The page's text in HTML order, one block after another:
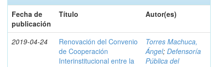
Fecha de
publicación
Título Autor(es)
2019-04-24
Renovación del Convenio
de Cooperación
Interinstitucional entre la
Torres Machuca,
Ángel; Defensoría
Pública del